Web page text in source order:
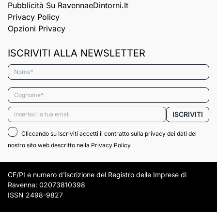
Pubblicità Su RavennaeDintorni.it
Privacy Policy
Opzioni Privacy
ISCRIVITI ALLA NEWSLETTER
Nome*
Cognome*
Email* ISCRIVITI
Cliccando su Iscriviti accetti il contratto sulla privacy dei dati del
nostro sito web descritto nella Privacy Policy
CF/PI e numero d'iscrizione del Registro delle Imprese di
Ravenna: 02073810398
ISSN 2498-9827